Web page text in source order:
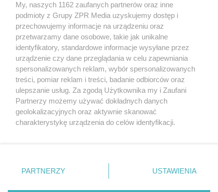
Żaden utwór zamieszczony w serwisie nie może być powielany i
rozpowszechniany lub dalej rozpowszechniany w jakikolwiek sposób (w
tym także elektroniczny lub mechaniczny) na jakimkolwiek polu
eksploatacji w jakiejkolwiek formie, włącznie z umieszczaniem w
Internecie bez pisemnej zgody właściciela praw. Jakiekolwiek użycie lub
wykorzystanie utworów w całości lub w części z naruszeniem prawa,
tzn. bez właściwej zgody, jest zabronione pod groźbą kary i może być
ścigane prawnie.
© 2026 Grupa ZPR Media
My, naszych 1162 zaufanych partnerów oraz inne
podmioty z Grupy ZPR Media uzyskujemy dostęp i
przechowujemy informacje na urządzeniu oraz
przetwarzamy dane osobowe, takie jak unikalne
identyfikatory, standardowe informacje wysyłane przez
urządzenie czy dane przeglądania w celu zapewniania
spersonalizowanych reklam, wybór spersonalizowanych
treści, pomiar reklam i treści, badanie odbiorców oraz
ulepszanie usług. Za zgodą Użytkownika my i Zaufani
Partnerzy możemy używać dokładnych danych
geolokalizacyjnych oraz aktywnie skanować
charakterystykę urządzenia do celów identyfikacji.
zmienić/wycofać klikając przycisk ustawień prywatności
znajdujący się w lewym dolnym rogu strony
rodzaje przetwarzania danych nie wymagają zgody
PARTNERZY USTAWIENIA